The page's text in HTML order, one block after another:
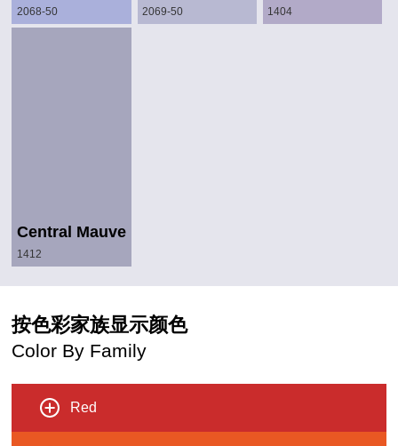
2068-50 2069-50 1404
Central Mauve
1412
按色彩家族显示颜色
Color By Family
Red